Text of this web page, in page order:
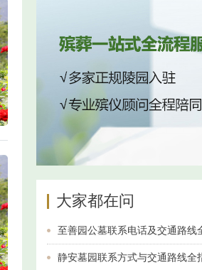
大家都在问
至善园公墓联系电话及交通路线